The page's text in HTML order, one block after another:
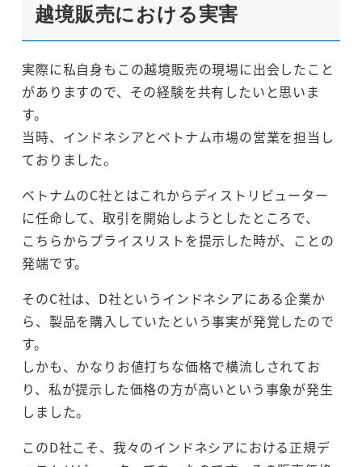
越境販売における実害
実際に私自身もこの越境販売の現場に出会したこと
がありますので、その経験を共有したいと思いま
す。
当時、インドネシアとベトナム市場の営業を担当し
ておりました。
ベトナムのC社とはこれからディストリビューター
に任命して、取引を開始しようとしたところで、
こちらからプライスリストを提示した時が、ことの
発端です。
そのC社は、D社というインドネシアにある企業か
ら、製品を購入していたという事実が発覚したので
す。
しかも、かなりお値打ちな価格で横流しされてお
り、私が提示した価格の方が高いという事象が発生
しました。
このD社こそ、我々のインドネシアにおける正規デ